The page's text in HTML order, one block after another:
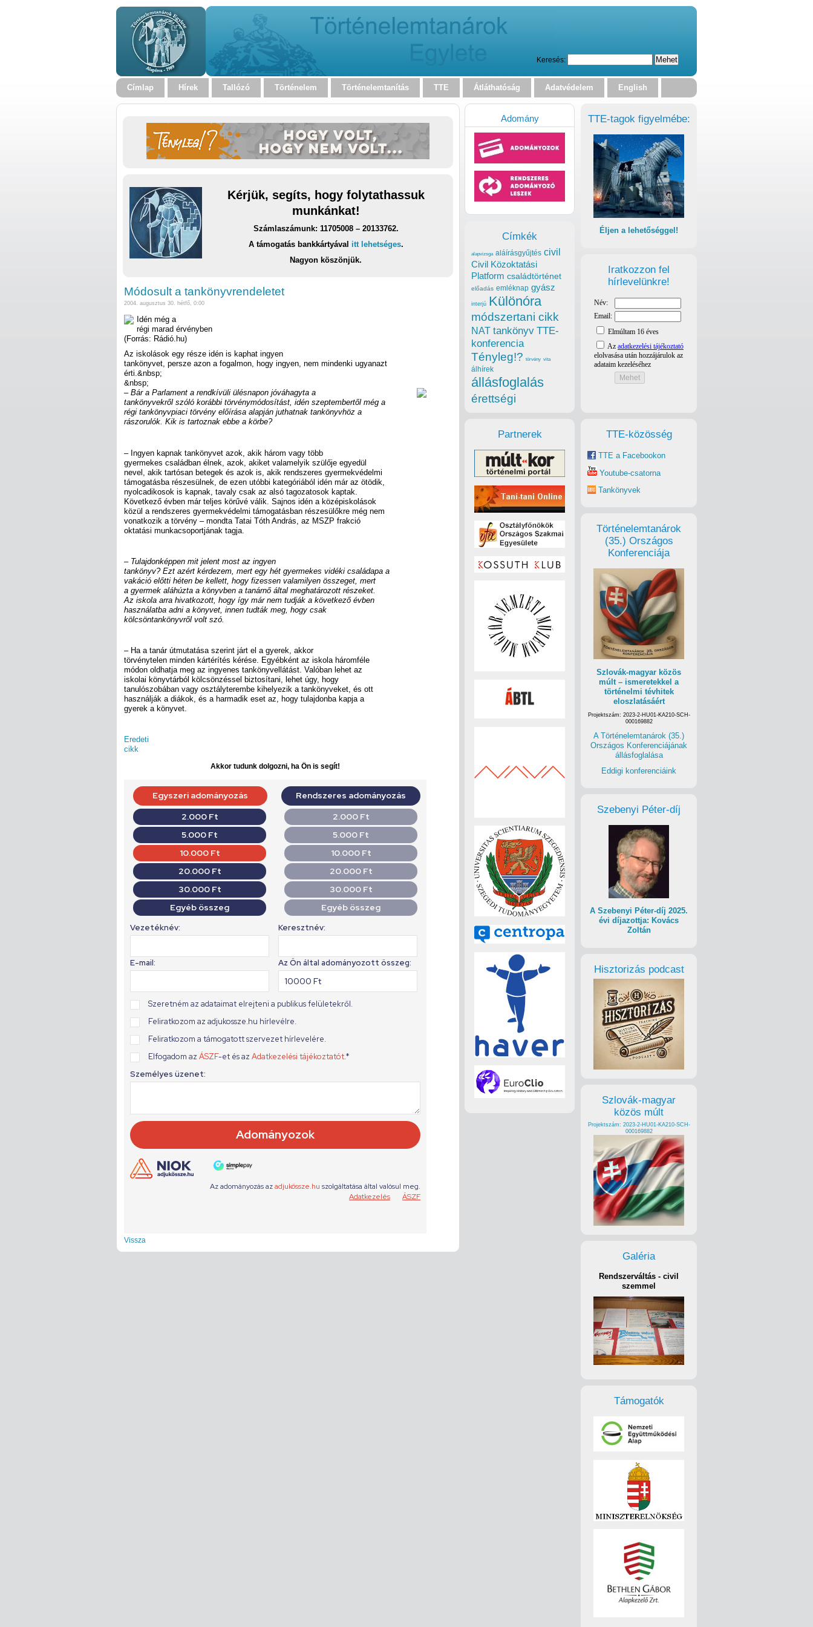
Keresés:
Címlap Hírek Tallózó Történelem Történelemtanítás TTE Átláthatóság Adatvédelem English
Kérjük, segíts, hogy folytathassuk
munkánkat!
Számlaszámunk: 11705008 – 20133762.
A támogatás bankkártyával itt lehetséges.
Nagyon köszönjük.
Módosult a tankönyvrendeletet
2004. augusztus 30. hétfő, 0:00
Idén még a
régi marad érvényben
(Forrás: Rádió.hu)
Az iskolások egy része idén is kaphat ingyen
tankönyvet, persze azon a fogalmon, hogy ingyen, nem mindenki ugyanazt
érti.&nbsp;
&nbsp;
– Bár a Parlament a rendkívüli ülésnapon jóváhagyta a
tankönyvekről szóló korábbi törvénymódosítást, idén szeptembertől még a
régi tankönyvpiaci törvény előírása alapján juthatnak tankönyvhöz a
rászorulók. Kik is tartoznak ebbe a körbe?
– Ingyen kapnak tankönyvet azok, akik három vagy több
gyermekes családban élnek, azok, akiket valamelyik szülője egyedül
nevel, akik tartósan betegek és azok is, akik rendszeres gyermekvédelmi
támogatásba részesülnek, de ezen utóbbi kategóriából idén már az ötödik,
nyolcadikosok is kapnak, tavaly csak az alsó tagozatosok kaptak.
Következő évben már teljes körűvé válik. Sajnos idén a középiskolások
közül a rendszeres gyermekvédelmi támogatásban részesülőkre még nem
vonatkozik a törvény – mondta Tatai Tóth András, az MSZP frakció
oktatási munkacsoportjának tagja.
– Tulajdonképpen mit jelent most az ingyen
tankönyv? Ezt azért kérdezem, mert egy hét gyermekes vidéki családapa a
vakáció előtti héten be kellett, hogy fizessen valamilyen összeget, mert
a gyermek aláhúzta a könyvben a tanárnő által meghatározott részeket.
Az iskola arra hivatkozott, hogy így már nem tudják a következő évben
használatba adni a könyvet, innen tudták meg, hogy csak
kölcsöntankönyvről volt szó.
– Ha a tanár útmutatása szerint járt el a gyerek, akkor
törvénytelen minden kártérítés kérése. Egyébként az iskola háromféle
módon oldhatja meg az ingyenes tankönyvellátást. Valóban lehet az
iskolai könyvtárból kölcsönzéssel biztosítani, lehet úgy, hogy
tanulószobában vagy osztályterembe kihelyezik a tankönyveket, és ott
használják a diákok, és a harmadik eset az, hogy tulajdonba kapja a
gyerek a könyvet.
Eredeti
cikk
Akkor tudunk dolgozni, ha Ön is segít!
Vissza
TTE-tagok figyelmébe:
Éljen a lehetőséggel!
Iratkozzon fel
hírlevelünkre!
TTE-közösség
TTE a Facebookon
Youtube-csatorna
Tankönyvek
Történelemtanárok
(35.) Országos
Konferenciája
Szlovák-magyar közös
múlt – ismeretekkel a
történelmi tévhitek
eloszlatásáért
Projektszám: 2023-2-HU01-KA210-SCH-
000169882
A Történelemtanárok (35.)
Országos Konferenciájának
állásfoglalása
Eddigi konferenciáink
Szebenyi Péter-díj
A Szebenyi Péter-díj 2025.
évi díjazottja: Kovács
Zoltán
Hisztorizás podcast
Szlovák-magyar
közös múlt
Projektszám: 2023-2-HU01-KA210-SCH-
000169882
Galéria
Rendszerváltás - civil
szemmel
Támogatók
Adomány
Címkék
alapvizsga aláírásgyűjtés civil
Civil Közoktatási
Platform családtörténet
előadás emléknap gyász
interjú Különóra
módszertani cikk
NAT tankönyv TTE-
konferencia
Tényleg!? törvény vita
álhírek
állásfoglalás
érettségi
Partnerek